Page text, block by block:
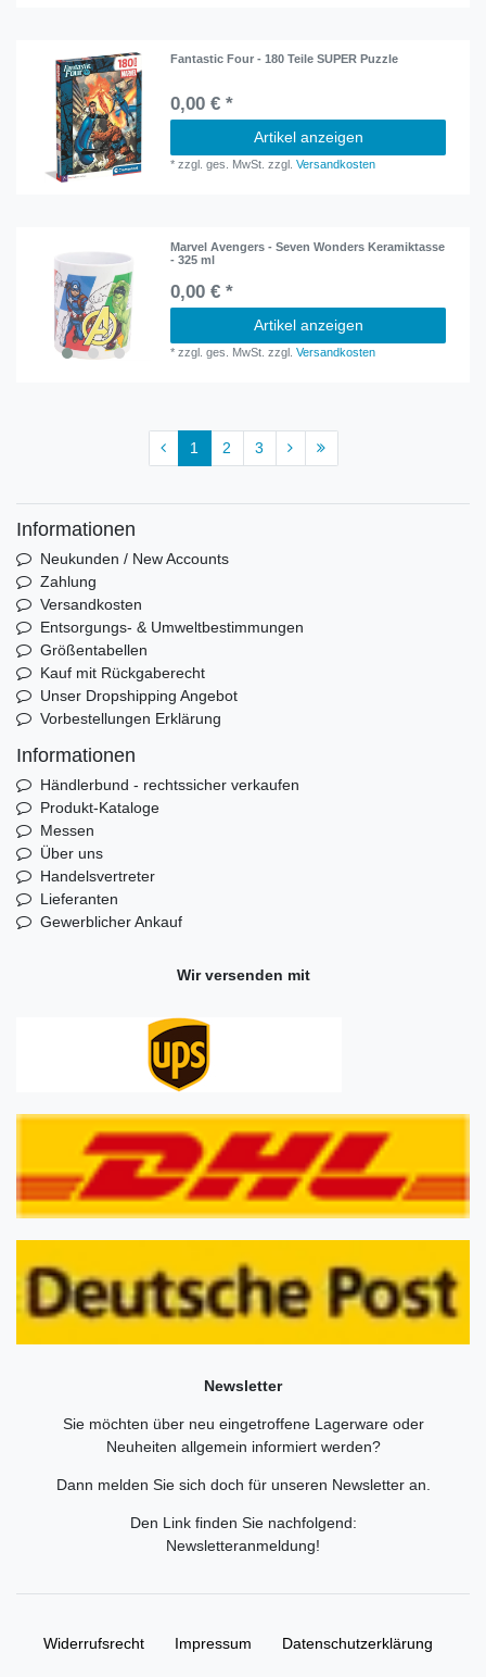
Fantastic Four - 180 Teile SUPER Puzzle
0,00 € *
Artikel anzeigen
*zzgl. ges. MwSt. zzgl.Versandkosten
Marvel Avengers - Seven Wonders Keramiktasse
- 325 ml
0,00 € *
Artikel anzeigen
*zzgl. ges. MwSt. zzgl.Versandkosten
1 2 3
Informationen
Neukunden / New Accounts
Zahlung
Versandkosten
Entsorgungs- & Umweltbestimmungen
Größentabellen
Kauf mit Rückgaberecht
Unser Dropshipping Angebot
Vorbestellungen Erklärung
Informationen
Händlerbund - rechtssicher verkaufen
Produkt-Kataloge
Messen
Über uns
Handelsvertreter
Lieferanten
Gewerblicher Ankauf
Wir versenden mit
Newsletter
Sie möchten über neu eingetroffene Lagerware oder
Neuheiten allgemein informiert werden?
Dann melden Sie sich doch für unseren Newsletter an.
Den Link finden Sie nachfolgend:
Newsletteranmeldung!
Widerrufs­recht Impressum Daten­schutz­erklärung